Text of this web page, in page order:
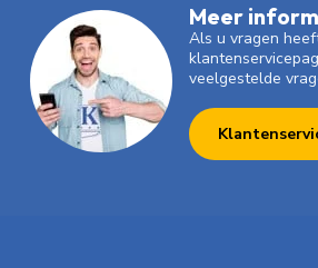
Meer
Als u vragen
veelgestelde